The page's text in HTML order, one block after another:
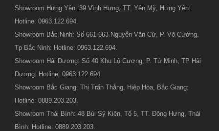
Showroom Hưng Yên: 39 Vĩnh Hưng, TT. Yên Mỹ, Hưng Yên:
Hotline: 0963.122.694.
Showroom Bắc Ninh: Số 661-663 Nguyễn Văn Cừ, P. Võ Cường,
Tp Bắc Ninh: Hotline: 0963.122.694.
Showroom Hải Dương: Số 40 Khu Lộ Cương, P. Tứ Minh, TP Hải
Dương: Hotline: 0963.122.694.
Showroom Bắc Giang: Thị Trấn Thắng, Hiệp Hòa, Bắc Giang:
Hotline: 0889.203.203.
Showroom Thái Bình: 48 Bùi Sỹ Kiên, Tổ 5, TT. Đông Hưng, Thái
Bình: Hotline: 0889.203.203.